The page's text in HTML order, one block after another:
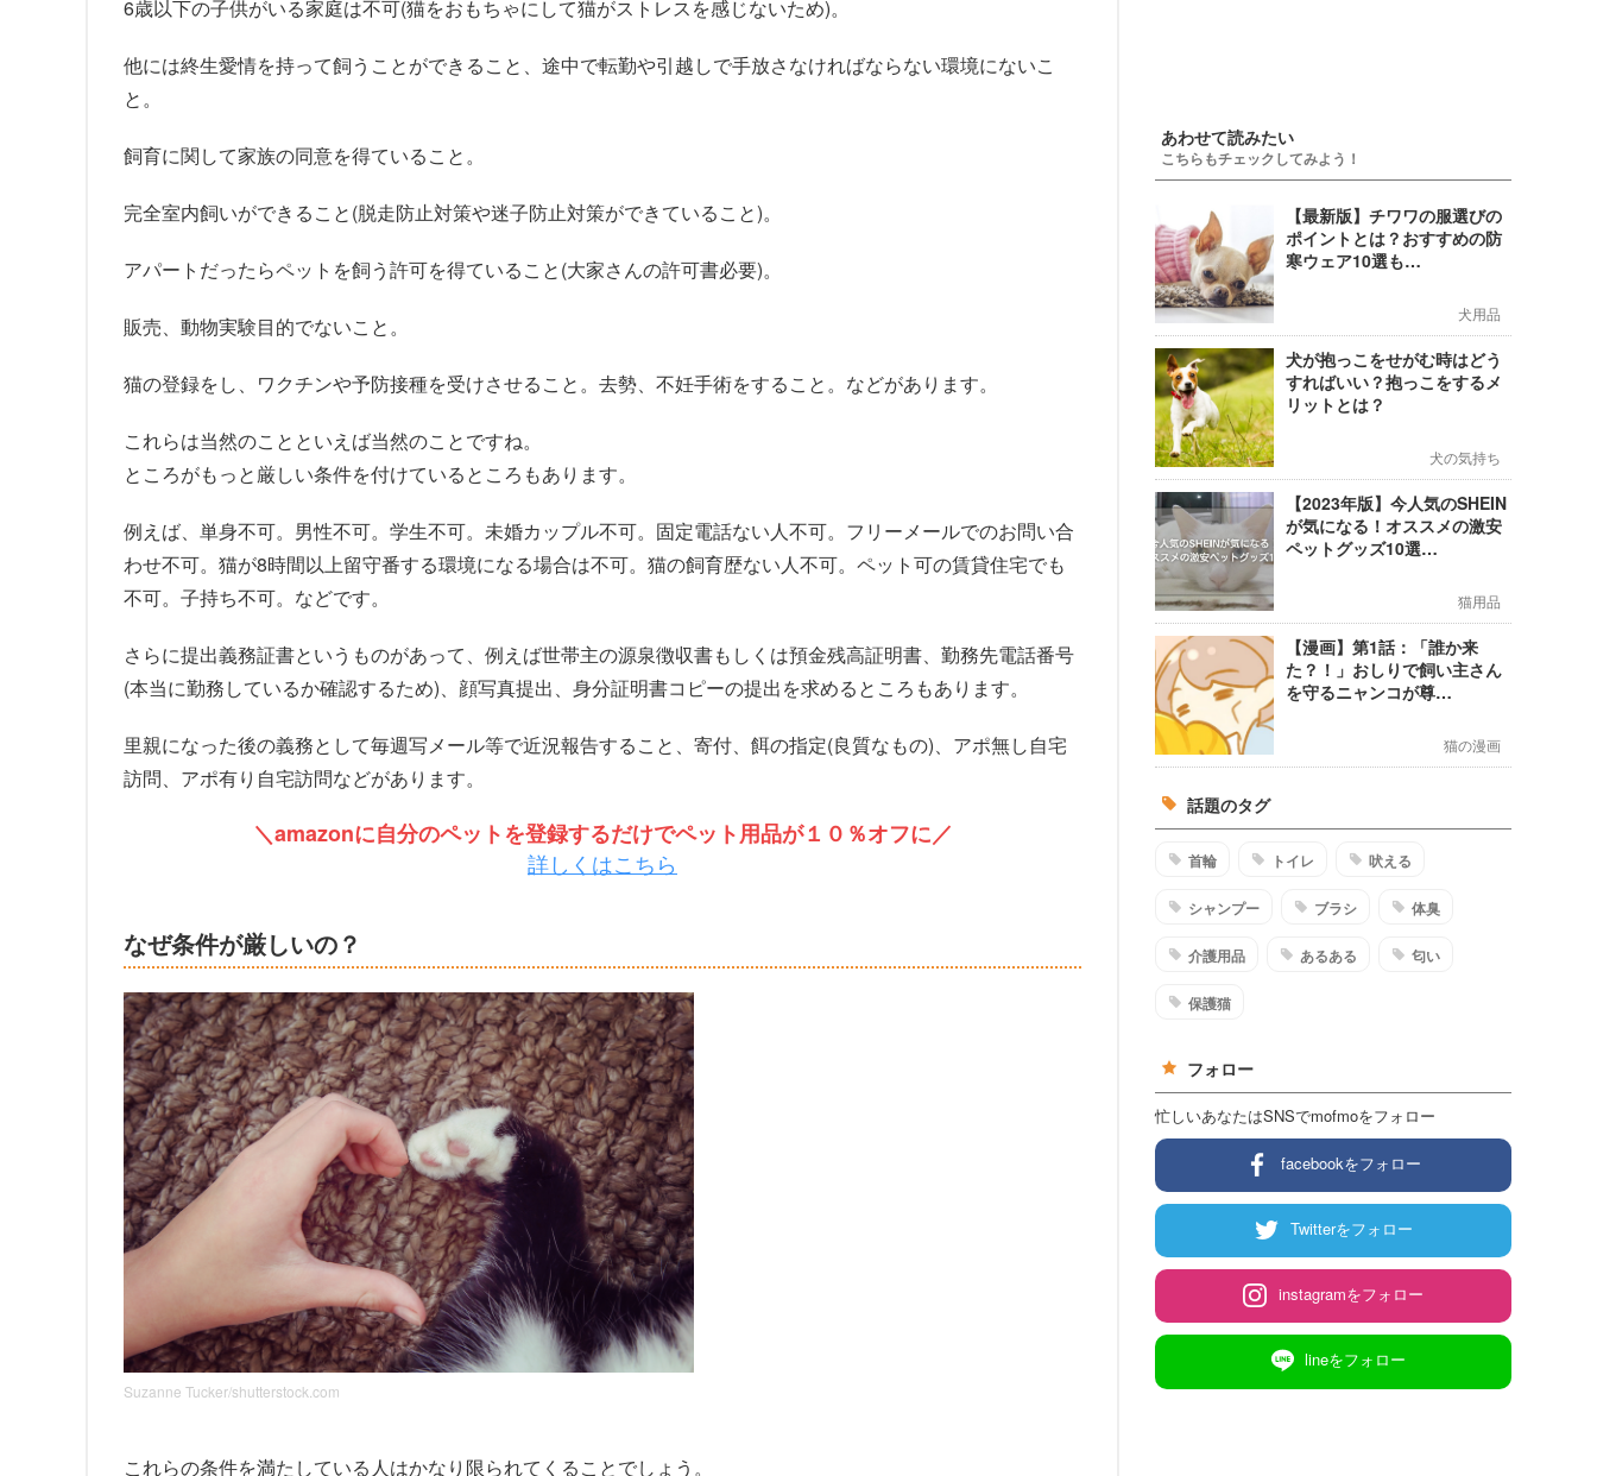
6歳以下の子供がいる家庭は不可(猫をおもちゃにして猫がストレスを感じないため)。
他には終生愛情を持って飼うことができること、途中で転勤や引越しで手放さなければならない環境にないこ
と。
飼育に関して家族の同意を得ていること。
完全室内飼いができること(脱走防止対策や迷子防止対策ができていること)。
アパートだったらペットを飼う許可を得ていること(大家さんの許可書必要)。
販売、動物実験目的でないこと。
猫の登録をし、ワクチンや予防接種を受けさせること。去勢、不妊手術をすること。などがあります。
これらは当然のことといえば当然のことですね。
ところがもっと厳しい条件を付けているところもあります。
例えば、単身不可。男性不可。学生不可。未婚カップル不可。固定電話ない人不可。フリーメールでのお問い合
わせ不可。猫が8時間以上留守番する環境になる場合は不可。猫の飼育歴ない人不可。ペット可の賃貸住宅でも
不可。子持ち不可。などです。
さらに提出義務証書というものがあって、例えば世帯主の源泉徴収書もしくは預金残高証明書、勤務先電話番号
(本当に勤務しているか確認するため)、顔写真提出、身分証明書コピーの提出を求めるところもあります。
里親になった後の義務として毎週写メール等で近況報告すること、寄付、餌の指定(良質なもの)、アポ無し自宅
訪問、アポ有り自宅訪問などがあります。
＼amazonに自分のペットを登録するだけでペット用品が１０％オフに／
詳しくはこちら
なぜ条件が厳しいの？
Suzanne Tucker/shutterstock.com
これらの条件を満たしている人はかなり限られてくることでしょう。
あわせて読みたい
こちらもチェックしてみよう！
【最新版】チワワの服選びの
ポイントとは？おすすめの防
寒ウェア10選も…
犬用品
犬が抱っこをせがむ時はどう
すればいい？抱っこをするメ
リットとは？
犬の気持ち
【2023年版】今人気のSHEIN
が気になる！オススメの激安
ペットグッズ10選…
猫用品
【漫画】第1話：「誰か来
た？！」おしりで飼い主さん
を守るニャンコが尊…
猫の漫画
話題のタグ
首輪 トイレ 吠える
シャンプー ブラシ 体臭
介護用品 あるある 匂い
保護猫
フォロー
忙しいあなたはSNSでmofmoをフォロー
facebookをフォロー
Twitterをフォロー
instagramをフォロー
lineをフォロー